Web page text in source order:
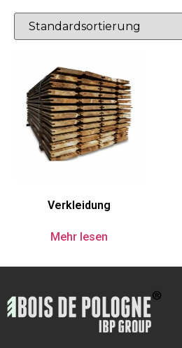
Verkleidung
Mehr lesen